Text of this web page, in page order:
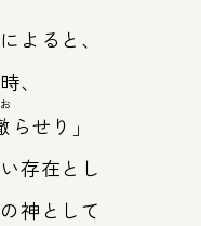
よると、
、
らせり」
存在とし
神として